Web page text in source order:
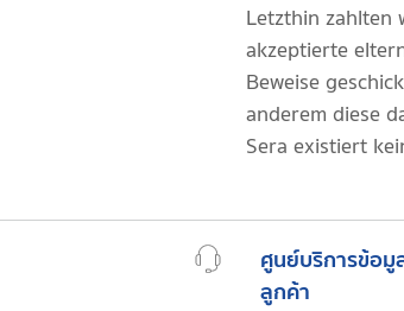
Letzthin zahlten
akzeptierte
Beweise
anderem diese
Sera existiert
ศูนย์บริการข้อมู
ลูกค้า